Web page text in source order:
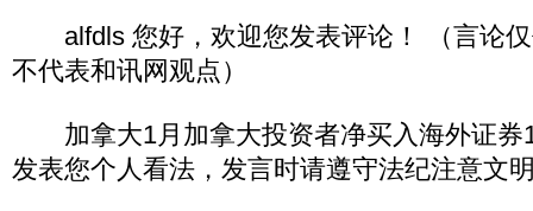
alfdls 您好，欢迎您发表评论！ （言论仅
不代表和讯网观点）
加拿大1月加拿大投资者净买入海外证券
发表您个人看法，发言时请遵守法纪注意文